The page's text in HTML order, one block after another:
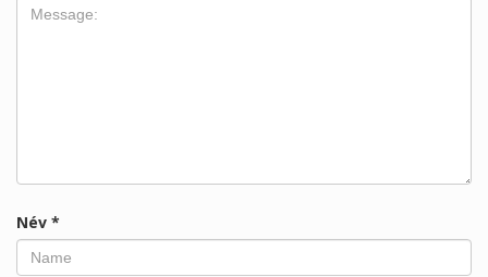
Név *